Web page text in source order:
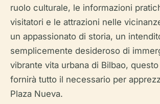
ruolo culturale, le informazioni
visitatori e le attrazioni nelle
un appassionato di storia, un
semplicemente desideroso di
vibrante vita urbana di Bilbao,
fornirà tutto il necessario per
Plaza Nueva.